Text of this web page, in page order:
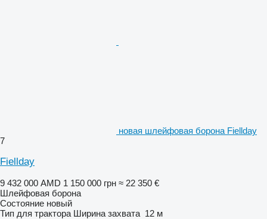
новая шлейфовая борона Fiellday
7
Fiellday
9 432 000 AMD 1 150 000 грн ≈ 22 350 €
Шлейфовая борона
Состояние новый
Тип для трактора Ширина захвата 12 м